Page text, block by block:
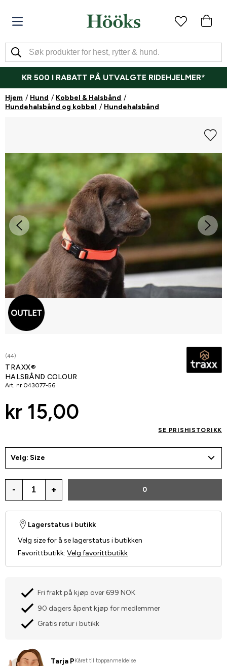
KR 500 I RABATT PÅ UTVALGTE RIDEHJELMER*
Hjem Hund
Kobbel & Halsbånd
Hundehalsbånd og kobbel
Hundehalsbånd
(44)
TRAXX®
HALSBÅND COLOUR
Art. nr 043077-56
kr 15,00
SE PRISHISTORIKK
Velg: Size
- + 0
Lagerstatus i butikk
Velg size for å se lagerstatus i butikken
Favorittbutikk: Velg favorittbutikk
Fri frakt på kjøp over 699 NOK
90 dagers åpent kjøp for medlemmer
Gratis retur i butikk
Tarja P Kåret til toppanmeldelse